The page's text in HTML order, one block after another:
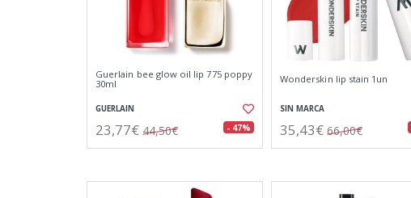
Guerlain bee glow oil lip 775 poppy
30ml
GUERLAIN
23,77€ 44,50€ - 47%
Wonderskin lip stain 1un
SIN MARCA
35,43€ 66,00€